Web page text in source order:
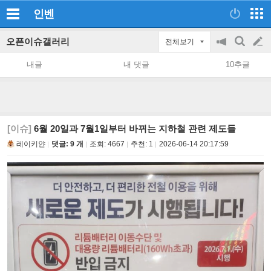
인벤
오픈이슈갤러리 전체보기
공
지
on/off
검
색
글
쓰
내글 내 댓글 10추글
[이슈] 6월 20일과 7월1일부터 바뀌는 지하철 관련 제도들
레이키얀 댓글: 9 개 조회: 4667 추천: 1 2026-06-14 20:17:59